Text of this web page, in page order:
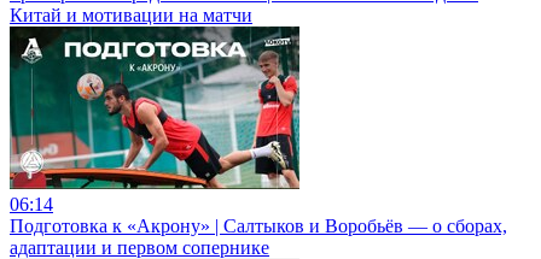
Китай и мотивации на матчи
06:14
Подготовка к «Акрону» | Салтыков и Воробьёв — о сборах,
адаптации и первом сопернике